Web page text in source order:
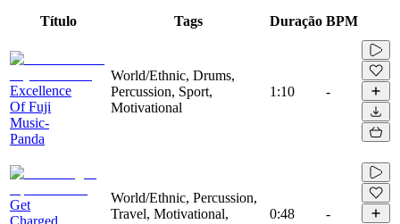
Título Tags Duração BPM
Excellence
Of Fuji
Music-
Panda
World/Ethnic, Drums,
Percussion, Sport,
Motivational
1:10 -
Get
Charged
World/Ethnic, Percussion,
Travel, Motivational,
0:48 -